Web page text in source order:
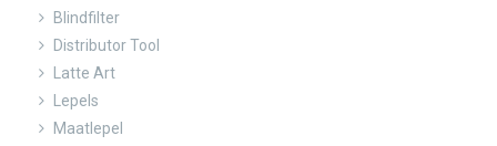
Blindfilter
Distributor Tool
Latte Art
Lepels
Maatlepel